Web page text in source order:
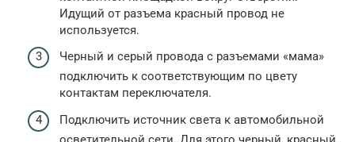
Идущий от разъема красный провод не
используется.
Черный и серый провода с разъемами «мама»
подключить к соответствующим по цвету
контактам переключателя.
Подключить источник света к автомобильной